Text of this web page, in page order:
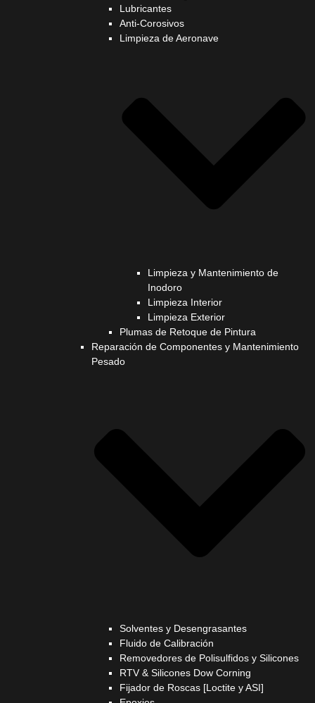
Lubricantes
Anti-Corosivos
Limpieza de Aeronave
Limpieza y Mantenimiento de
Inodoro
Limpieza Interior
Limpieza Exterior
Plumas de Retoque de Pintura
Reparación de Componentes y Mantenimiento
Pesado
Solventes y Desengrasantes
Fluido de Calibración
Removedores de Polisulfidos y Silicones
RTV & Silicones Dow Corning
Fijador de Roscas [Loctite y ASI]